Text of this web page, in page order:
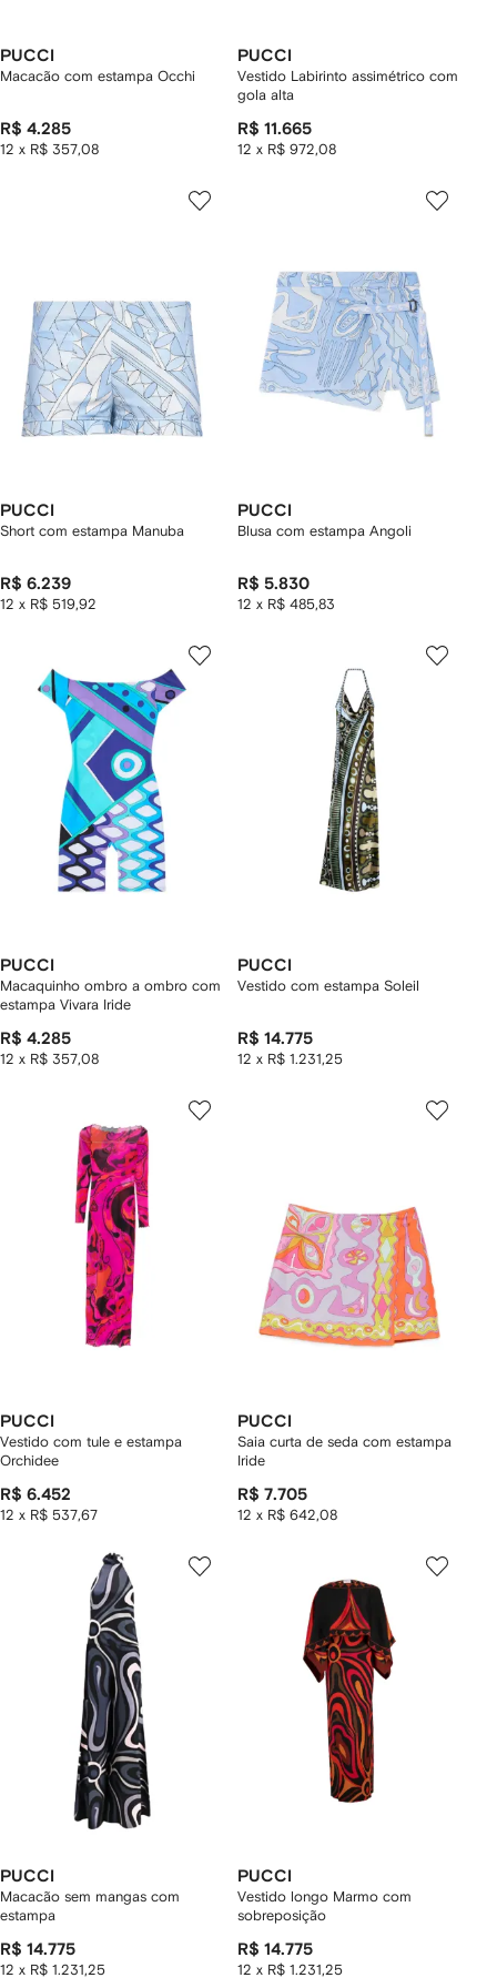
PUCCI
Macacão com estampa Occhi
R$ 4.285
12 x R$ 357,08
PUCCI
Vestido Labirinto assimétrico com
gola alta
R$ 11.665
12 x R$ 972,08
PUCCI
Short com estampa Manuba
R$ 6.239
12 x R$ 519,92
PUCCI
Blusa com estampa Angoli
R$ 5.830
12 x R$ 485,83
PUCCI
Macaquinho ombro a ombro com
estampa Vivara Iride
R$ 4.285
12 x R$ 357,08
PUCCI
Vestido com estampa Soleil
R$ 14.775
12 x R$ 1.231,25
PUCCI
Vestido com tule e estampa
Orchidee
R$ 6.452
12 x R$ 537,67
PUCCI
Saia curta de seda com estampa
Iride
R$ 7.705
12 x R$ 642,08
PUCCI
Macacão sem mangas com
estampa
R$ 14.775
12 x R$ 1.231,25
PUCCI
Vestido longo Marmo com
sobreposição
R$ 14.775
12 x R$ 1.231,25